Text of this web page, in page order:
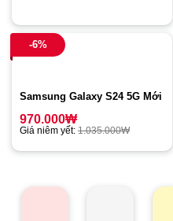
-6%
Samsung Galaxy S24 5G Mới
970.000₩
Giá niêm yết: 1.035.000₩